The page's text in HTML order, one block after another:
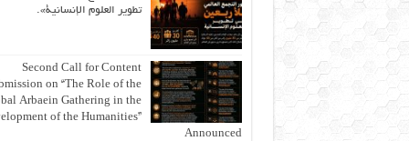
تطوير العلوم الإنسانية».
Second Call for Content
on “The Role of the
Arbaein Gathering in the
of the Humanities”
Announced